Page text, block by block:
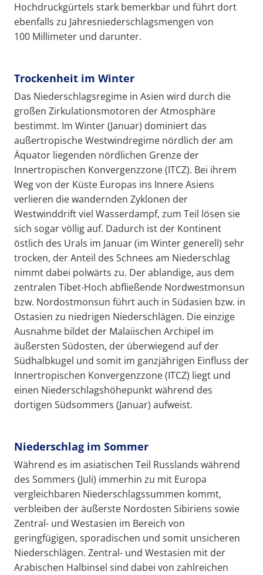
Hochdruckgürtels stark bemerkbar und führt dort
ebenfalls zu Jahresniederschlagsmengen von
100 Millimeter und darunter.
Trockenheit im Winter
Das Niederschlagsregime in Asien wird durch die
großen Zirkulationsmotoren der Atmosphäre
bestimmt. Im Winter (Januar) dominiert das
außertropische Westwindregime nördlich der am
Äquator liegenden nördlichen Grenze der
Innertropischen Konvergenzzone (ITCZ). Bei ihrem
Weg von der Küste Europas ins Innere Asiens
verlieren die wandernden Zyklonen der
Westwinddrift viel Wasserdampf, zum Teil lösen sie
sich sogar völlig auf. Dadurch ist der Kontinent
östlich des Urals im Januar (im Winter generell) sehr
trocken, der Anteil des Schnees am Niederschlag
nimmt dabei polwärts zu. Der ablandige, aus dem
zentralen Tibet-Hoch abfließende Nordwestmonsun
bzw. Nordostmonsun führt auch in Südasien bzw. in
Ostasien zu niedrigen Niederschlägen. Die einzige
Ausnahme bildet der Malaiischen Archipel im
äußersten Südosten, der überwiegend auf der
Südhalbkugel und somit im ganzjährigen Einfluss der
Innertropischen Konvergenzzone (ITCZ) liegt und
einen Niederschlagshöhepunkt während des
dortigen Südsommers (Januar) aufweist.
Niederschlag im Sommer
Während es im asiatischen Teil Russlands während
des Sommers (Juli) immerhin zu mit Europa
vergleichbaren Niederschlagssummen kommt,
verbleiben der äußerste Nordosten Sibiriens sowie
Zentral- und Westasien im Bereich von
geringfügigen, sporadischen und somit unsicheren
Niederschlägen. Zentral- und Westasien mit der
Arabischen Halbinsel sind dabei von zahlreichen